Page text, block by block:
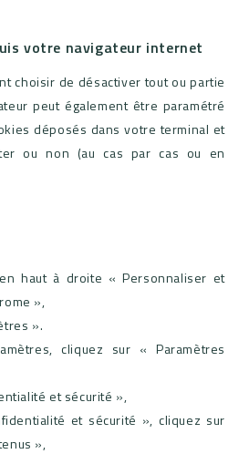
votre navigateur internet
choisir de désactiver tout ou partie
peut également être paramétré
déposés dans votre terminal et
ou non (au cas par cas ou en
haut à droite « Personnaliser et
»,
».
cliquez sur « Paramètres
et sécurité »,
et sécurité », cliquez sur
»,